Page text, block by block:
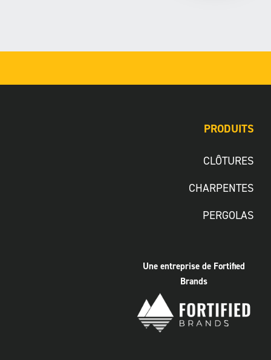
PRODUITS
CLÔTURES
CHARPENTES
PERGOLAS
Une entreprise de Fortified
Brands